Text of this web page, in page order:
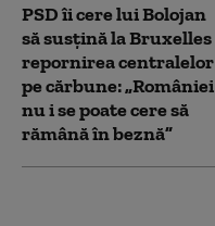
PSD îi cere lui Bolojan
să susțină la Bruxelles
repornirea centralelor
pe cărbune: „României
nu i se poate cere să
rămână în beznă”